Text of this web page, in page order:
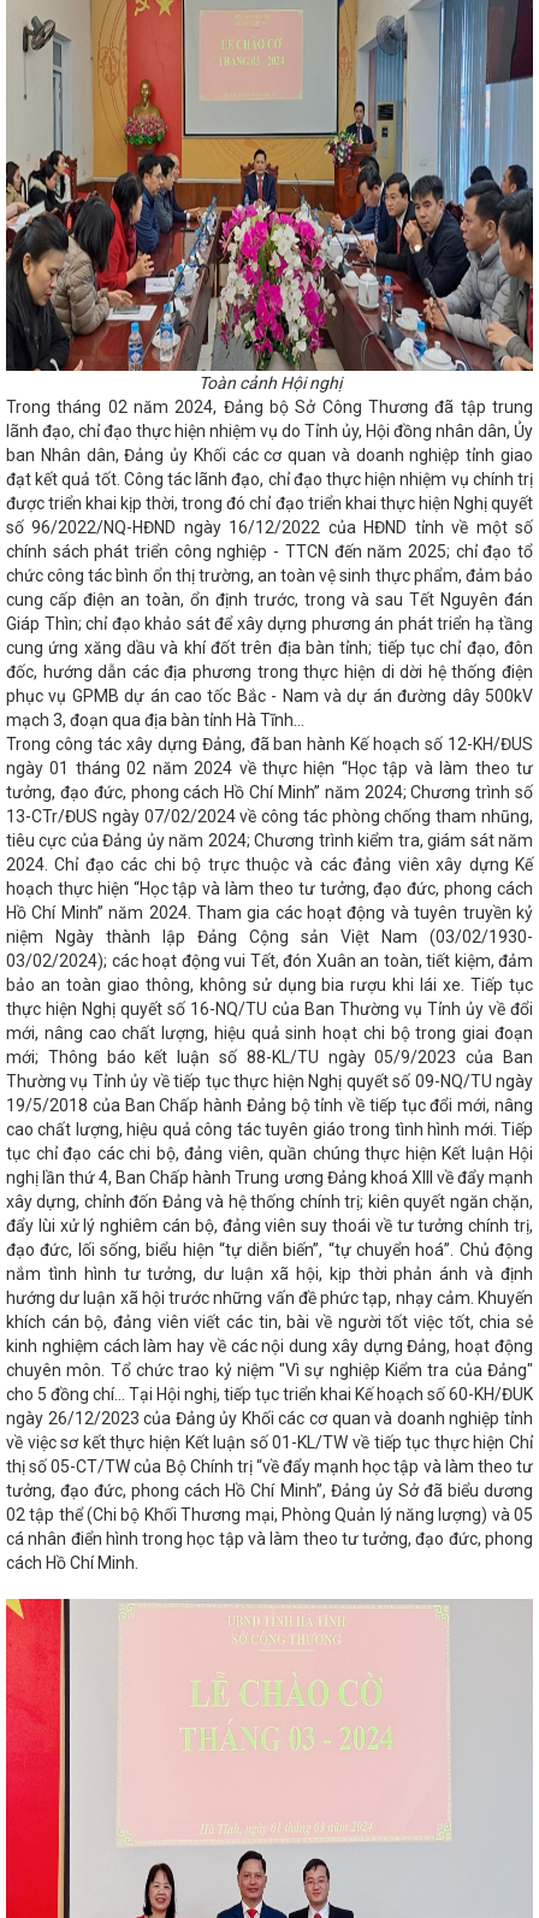
Tôn vinh 108 sản phẩm CNNT
sắc, nâng tầm giá trị hàng Việt
Hợp tác phát triển KT-XH
phía Bắc, Bắc Trung Bộ
khai trương đại lý xe tại Hà
HÀNH ĐỘNG QUỐC GIA VỀ SẢN
- 2030
Hà Tĩnh kêu gọi
Đại tiệc của âm thanh, ánh sáng
Kinh tế Hà Tĩnh 3 tháng đầu năm tiếp
chỉnh cơ cấu Chính phủ nhiệm kỳ
Hội nghị Trung ương 13 của Tổng
kết thúc tốt đẹp chuyến thăm cấp
chốt mô hình chính quyền địa
thành lập công ty sản xuất thép
Ông Dương Tất Thắng được bầu
Bế mạc Hội nghị Trung ương 13
Phát triển công nghiệp - Xây lắp
Quốc tế Hàng lang kinh tế Đông
kỳ UBND tỉnh tháng 9/2025
Tĩnh công suất 100 triệu lít/năm
bá sản phẩm tại Hội chợ quốc
tế Đông Tây (EWEC) - Đà Nẵng
Diên và đồng chí Trần Cương,
Tây, Trung Quốc
Chủ tịch
tại Khu kinh tế Vũng Áng
Ban
quyết định về tổ chức bộ máy và
AN TOÀN VẬT LIỆU NỔ CÔNG
chỉnh thời gian đại hội Đảng
sử dụng văn bản, giấy tờ đã được
CCQ&DN tỉnh tổ chức Hội thi Dân
quốc gia thứ 73 công nhận Việt
Sở Thông tin và Truyền thông Hà
chính sách ưu đãi cho nhà đầu tư
tác tham mưu, phục vụ của văn
Nhiều cơ hội thu hút đầu tư,
chợ thương mại quốc tế Vietnam
tiếp nhận Công ty TNHH MTV Vận
gia
Coi công tác phụ nữ và bình
suốt
KẾT QUẢ HOẠT ĐỘNG
các hoạt động hưởng ứng Ngày
Chủ tịch UBND tỉnh ban
biện pháp ứng phó với bão số 12
hành cùng Hà Tĩnh trong giai
Tĩnh tăng hiệu suất kinh doanh nhờ
đạt hơn 100.000 lượt cài đặt
doanh nghiệp trong năm 2024
chợ Mùa Thu 2025
Bộ Công
toàn quốc từ 01/6/2026
Hà Tĩnh”
Tổ chức thành công
2024-2027
Khai mạc Hội chợ
khu vực phía Bắc năm 2022
Hiệp định Thương mại Tự do
giao Trung tâm Điều độ Hệ thống
Công Thương Hà Tĩnh: Chương trình
đến nhiều niềm vui, tình cảm ấm
bố thành lập Đảng bộ Ban Tuyên
sản phẩm đặc trưng của Hà Tĩnh
CÁO BÁO CHÍ VỀ HỘI NGHỊ
VỀ CÁC GIẢI PHÁP THÚC ĐẨY
NHẬP KHẨU NĂM 2023
2025
Đặc sản Hà Tĩnh chinh
thu 2025 lần thứ nhất
Hà Tĩnh
vốn gần 447 tỷ đồng
Tích
kinh tế tuần hoàn, sản xuất và
ứng các chính sách xanh của
Thương Hà Tĩnh: Hội chợ Mùa
ngành Công Thương: Kiểm tra
Trao 21 giải Cuộc thi trực
Thương
Nghị định của Chính
thi hành kể từ ngày 01/8/2024
Hà Tĩnh
CĐN Công Thương:
Tăng cường kết nối cung cầu tiêu
núi Hà Tĩnh
Tập trung cao cho
tháng cuối năm
Tình hình thị
Sơ kết giữa nhiệm kỳ thực
lần thứ III, nhiệm kỳ 2020 -
CỤC QUẢN LÝ THỊ TRƯỜNG TỪ
CỤC QUẢN LÝ THỊ TRƯỜNG
tuyến đánh giá tình hình sản xuất
đán năm 2024
Quy định xử
Đại hội Hội Hữu nghị
kỳ 2023-2028
Hội chợ
2025 diễn ra từ 19/11
Hà Tĩnh
đặc trưng, tiêu biểu tại Hội nghị
Toàn cảnh Hội nghị
Trong tháng 02 năm 2024, Đảng bộ Sở Công Thương đã tập trung
lãnh đạo, chỉ đạo thực hiện nhiệm vụ do Tỉnh ủy, Hội đồng nhân dân, Ủy
ban Nhân dân, Đảng ủy Khối các cơ quan và doanh nghiệp tỉnh giao
đạt kết quả tốt. Công tác lãnh đạo, chỉ đạo thực hiện nhiệm vụ chính trị
được triển khai kịp thời, trong đó chỉ đạo triển khai thực hiện Nghị quyết
số 96/2022/NQ-HĐND ngày 16/12/2022 của HĐND tỉnh về một số
chính sách phát triển công nghiệp - TTCN đến năm 2025; chỉ đạo tổ
chức công tác bình ổn thị trường, an toàn vệ sinh thực phẩm, đảm bảo
cung cấp điện an toàn, ổn định trước, trong và sau Tết Nguyên đán
Giáp Thìn; chỉ đạo khảo sát để xây dựng phương án phát triển hạ tầng
cung ứng xăng dầu và khí đốt trên địa bàn tỉnh; tiếp tục chỉ đạo, đôn
đốc, hướng dẫn các địa phương trong thực hiện di dời hệ thống điện
phục vụ GPMB dự án cao tốc Bắc - Nam và dự án đường dây 500kV
mạch 3, đoạn qua địa bàn tỉnh Hà Tĩnh...
Trong công tác xây dựng Đảng, đã ban hành Kế hoạch số 12-KH/ĐUS
ngày 01 tháng 02 năm 2024 về thực hiện “Học tập và làm theo tư
tưởng, đạo đức, phong cách Hồ Chí Minh” năm 2024; Chương trình số
13-CTr/ĐUS ngày 07/02/2024 về công tác phòng chống tham nhũng,
tiêu cực của Đảng ủy năm 2024; Chương trình kiểm tra, giám sát năm
2024. Chỉ đạo các chi bộ trực thuộc và các đảng viên xây dựng Kế
hoạch thực hiện “Học tập và làm theo tư tưởng, đạo đức, phong cách
Hồ Chí Minh” năm 2024. Tham gia các hoạt động và tuyên truyền kỷ
niệm Ngày thành lập Đảng Cộng sản Việt Nam (03/02/1930-
03/02/2024); các hoạt động vui Tết, đón Xuân an toàn, tiết kiệm, đảm
bảo an toàn giao thông, không sử dụng bia rượu khi lái xe. Tiếp tục
thực hiện Nghị quyết số 16-NQ/TU của Ban Thường vụ Tỉnh ủy về đổi
mới, nâng cao chất lượng, hiệu quả sinh hoạt chi bộ trong giai đoạn
mới; Thông báo kết luận số 88-KL/TU ngày 05/9/2023 của Ban
Thường vụ Tỉnh ủy về tiếp tục thực hiện Nghị quyết số 09-NQ/TU ngày
19/5/2018 của Ban Chấp hành Đảng bộ tỉnh về tiếp tục đổi mới, nâng
cao chất lượng, hiệu quả công tác tuyên giáo trong tình hình mới. Tiếp
tục chỉ đạo các chi bộ, đảng viên, quần chúng thực hiện Kết luận Hội
nghị lần thứ 4, Ban Chấp hành Trung ương Đảng khoá XIII về đẩy mạnh
xây dựng, chỉnh đốn Đảng và hệ thống chính trị; kiên quyết ngăn chặn,
đẩy lùi xử lý nghiêm cán bộ, đảng viên suy thoái về tư tưởng chính trị,
đạo đức, lối sống, biểu hiện “tự diễn biến”, “tự chuyển hoá”. Chủ động
nắm tình hình tư tưởng, dư luận xã hội, kịp thời phản ánh và định
hướng dư luận xã hội trước những vấn đề phức tạp, nhạy cảm. Khuyến
khích cán bộ, đảng viên viết các tin, bài về người tốt việc tốt, chia sẻ
kinh nghiệm cách làm hay về các nội dung xây dựng Đảng, hoạt động
chuyên môn. Tổ chức trao kỷ niệm "Vì sự nghiệp Kiểm tra của Đảng"
cho 5 đồng chí... Tại Hội nghị, tiếp tục triển khai Kế hoạch số 60-KH/ĐUK
ngày 26/12/2023 của Đảng ủy Khối các cơ quan và doanh nghiệp tỉnh
về việc sơ kết thực hiện Kết luận số 01-KL/TW về tiếp tục thực hiện Chỉ
thị số 05-CT/TW của Bộ Chính trị “về đẩy mạnh học tập và làm theo tư
tưởng, đạo đức, phong cách Hồ Chí Minh”, Đảng ủy Sở đã biểu dương
02 tập thể (Chi bộ Khối Thương mại, Phòng Quản lý năng lượng) và 05
cá nhân điển hình trong học tập và làm theo tư tưởng, đạo đức, phong
cách Hồ Chí Minh.